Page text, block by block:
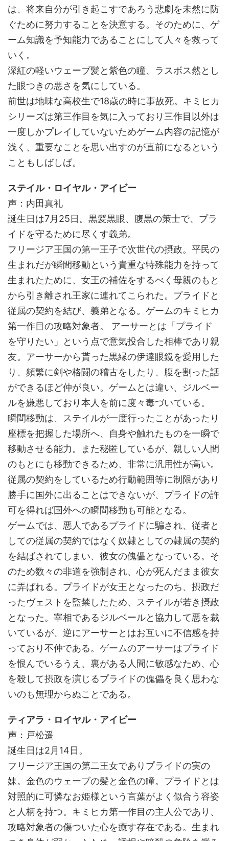
は、将来自分が引き起こすであろう悲劇を未然に防
ぐために努力することを決意する。そのために、ゲ
ーム知識を予知能力であることにして人々を救って
いく。
深紅の軽いウェーブ髪と紫色の瞳、ラスボス然とし
た眼つきの悪さを気にしている。
前世は地味な高校生で18歳の時に事故死。キミヒカ
シリーズは第三作目を気に入っており三作目以外は
一度しかプレイしていないためゲーム内容の記憶が
浅く、重要なことを思い出すのが直前になるという
こともしばしば。
ステイル・ロイヤル・アイビー
声：内田真礼
誕生日は7月25日。黒髪黒眼、腹黒の策士で、プラ
イドを守るために尽くす義弟。
フリージア王国の第一王子で次世代の摂政。平民の
生まれだが瞬間移動という貴重な特殊能力を持って
生まれたために、女王の補佐をするべく母親のもと
から引き離され王家に連れてこられた。プライドと
従属の契約を結び、義弟となる。ゲームのキミヒカ
第一作目の攻略対象者。 アーサーとは「プライド
を守りたい」という点で意気投合した相棒であり親
友。アーサーから貰った黒縁の伊達眼鏡を愛用した
り、頻繁に剣や格闘の稽古をしたり、腹を割った話
ができるほど仲が良い。ゲームとは違い、ジルベー
ルを嫌悪しており本人を前に度々毒づいている。
瞬間移動は、ステイルが一度行ったことがあったり
座標を把握した場所へ、自身や触れたものを一瞬で
移動させる能力。また秘匿しているが、親しい人間
のもとにも移動できるため、非常に汎用性が高い。
従属の契約をしているため行動範囲等に制限があり
勝手に国外に出ることはできないが、プライドの許
可を得れば国外への瞬間移動も可能となる。
ゲームでは、悪人であるプライドに騙され、従者と
しての従属の契約ではなく奴隷としての隷属の契約
を結ばされてしまい、彼女の傀儡となっている。そ
のため数々の非道を強制され、心が死んだまま彼女
に弄ばれる。プライドが女王となったのち、摂政だ
ったヴェストを監禁したため、ステイルが若き摂政
となった。宰相であるジルベールと協力して悪を裁
いているが、逆にアーサーとはお互いに不信感を持
っており不仲である。ゲームのアーサーはプライド
を恨んでいるうえ、裏がある人間に敏感なため、心
を殺して摂政を演じるプライドの傀儡を良く思わな
いのも無理からぬことである。
ティアラ・ロイヤル・アイビー
声：戸松遥
誕生日は2月14日。
フリージア王国の第二王女でありプライドの実の
妹。金色のウェーブの髪と金色の瞳。プライドとは
対照的に可憐なお姫様という言葉がよく似合う容姿
と人柄を持つ。キミヒカ第一作目の主人公であり、
攻略対象者の傷ついた心を癒す存在である。生まれ